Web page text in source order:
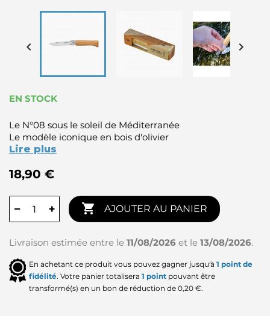
 
EN STOCK
Le N°08 sous le soleil de Méditerranée
Le modèle iconique en bois d'olivier
Lire plus
18,90 €
− +  AJOUTER AU PANIER
Livraison estimée entre le 11/08/2026 et le 13/08/2026.
En achetant ce produit vous pouvez gagner jusqu'à 1 point de
fidélité. Votre panier totalisera 1 point pouvant être
transformé(s) en un bon de réduction de 0,20 €.